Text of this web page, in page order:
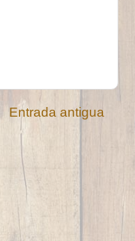
Entrada antigua